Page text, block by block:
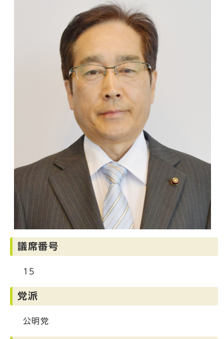
議席番号
15
党派
公明党